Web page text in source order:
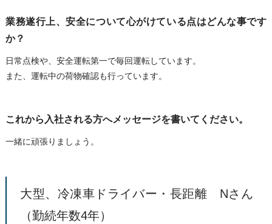
業務遂行上、安全について心がけている点はどんな事です
か？
日常点検や、安全運転第一で毎回運転しています。
また、運転中の荷物確認も行っています。
これから入社される方へメッセージを書いてください。
一緒に頑張りましょう。
大型、冷凍車ドライバー・長距離 Nさん
（勤続年数4年）